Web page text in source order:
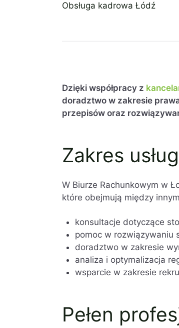
Obsługa kadrowa Łódź
Dzięki współpracy z
doradztwo w zakresie
przepisów oraz
Zakres
W Biurze Rachunkowym w
które obejmują między
konsultacje dotyczące
pomoc w rozwiązywaniu
doradztwo w zakresie
analiza i optymalizacja
wsparcie w zakresie
Pełen